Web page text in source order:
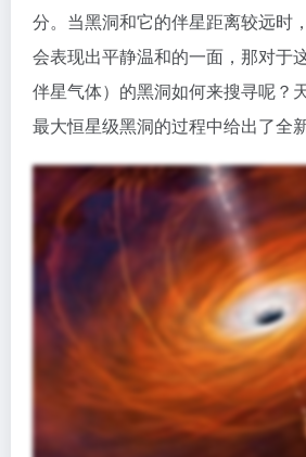
分。当黑洞和它的伴星距离较远时
会表现出平静温和的一面，那对于
伴星气体）的黑洞如何来搜寻呢？
最大恒星级黑洞的过程中给出了全